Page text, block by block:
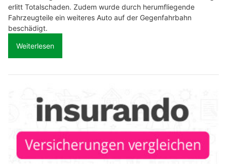
erlitt Totalschaden. Zudem wurde durch herumfliegende
Fahrzeugteile ein weiteres Auto auf der Gegenfahrbahn
beschädigt.
Weiterlesen